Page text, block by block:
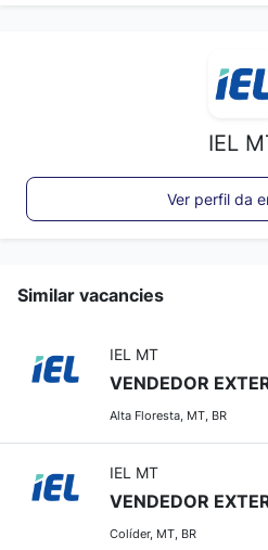
IEL
Ver perfil da
Similar vacancies
IEL MT
VENDEDOR
Alta Floresta, MT, BR
IEL MT
VENDEDOR
Colíder, MT, BR